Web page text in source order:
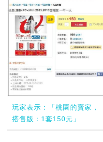
玩家表示：「桃園的賣家
搭售版：1套150元」